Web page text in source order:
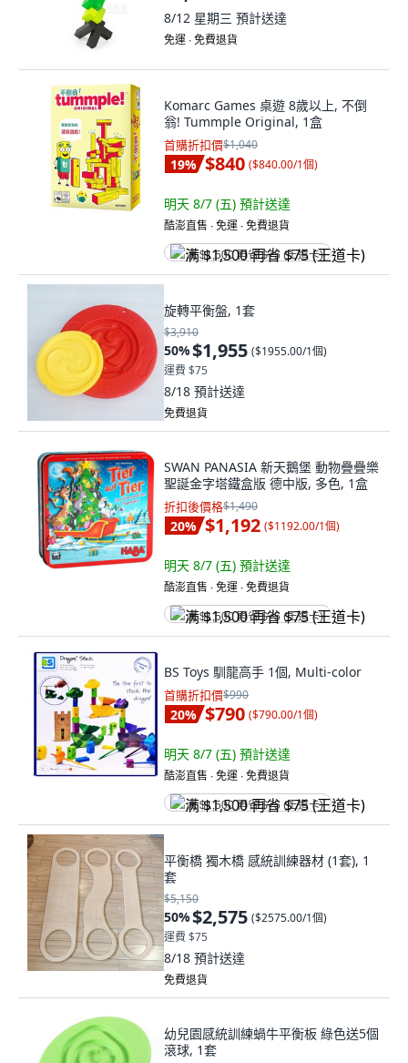
8/12 星期三 預計送達
免運 ∙ 免費退貨
Komarc Games 桌遊 8歲以上, 不倒
翁! Tummple Original, 1盒
首購折扣價$1,040
19% $840 ($840.00/1個)
明天 8/7 (五) 預計送達
酷澎直售 ∙ 免運 ∙ 免費退貨
满 $1,500 再省 $75 (王道卡)
旋轉平衡盤, 1套
$3,910
50%$1,955 ($1955.00/1個)
運費 $75
8/18 預計送達
免費退貨
SWAN PANASIA 新天鵝堡 動物疊疊樂
聖誕金字塔鐵盒版 德中版, 多色, 1盒
折扣後價格$1,490
20% $1,192 ($1192.00/1個)
明天 8/7 (五) 預計送達
酷澎直售 ∙ 免運 ∙ 免費退貨
满 $1,500 再省 $75 (王道卡)
BS Toys 馴龍高手 1個, Multi-color
首購折扣價$990
20% $790 ($790.00/1個)
明天 8/7 (五) 預計送達
酷澎直售 ∙ 免運 ∙ 免費退貨
满 $1,500 再省 $75 (王道卡)
平衡橋 獨木橋 感統訓練器材 (1套), 1
套
$5,150
50%$2,575 ($2575.00/1個)
運費 $75
8/18 預計送達
免費退貨
幼兒園感統訓練蝸牛平衡板 綠色送5個
滾球, 1套